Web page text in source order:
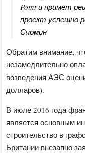
Point и примет
проект успешно
Сяомин
Обратим внимание,
незамедлительно
возведения АЭС
долларов).
В июле 2016 года
является основным
строительство в
Британии внезапно